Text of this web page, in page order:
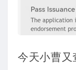
今天小曹又